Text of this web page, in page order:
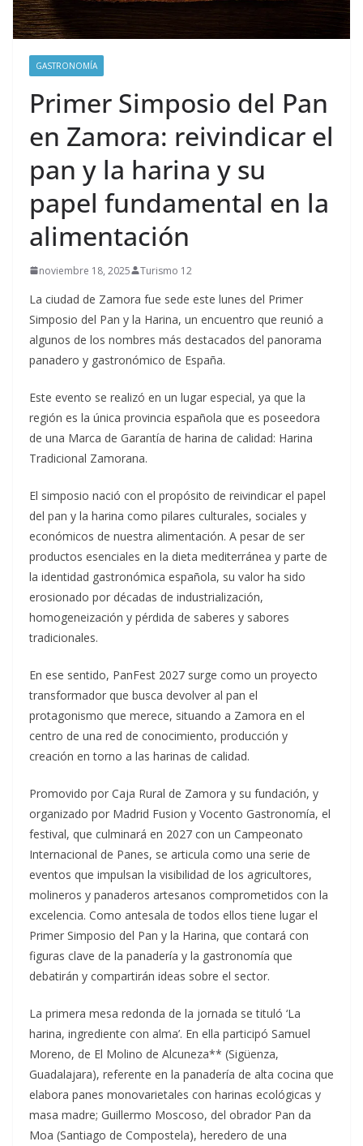
GASTRONOMÍA
Primer Simposio del Pan
en Zamora: reivindicar el
pan y la harina y su
papel fundamental en la
alimentación
noviembre 18, 2025 Turismo 12
La ciudad de Zamora fue sede este lunes del Primer
Simposio del Pan y la Harina, un encuentro que reunió a
algunos de los nombres más destacados del panorama
panadero y gastronómico de España.
Este evento se realizó en un lugar especial, ya que la
región es la única provincia española que es poseedora
de una Marca de Garantía de harina de calidad: Harina
Tradicional Zamorana.
El simposio nació con el propósito de reivindicar el papel
del pan y la harina como pilares culturales, sociales y
económicos de nuestra alimentación. A pesar de ser
productos esenciales en la dieta mediterránea y parte de
la identidad gastronómica española, su valor ha sido
erosionado por décadas de industrialización,
homogeneización y pérdida de saberes y sabores
tradicionales.
En ese sentido, PanFest 2027 surge como un proyecto
transformador que busca devolver al pan el
protagonismo que merece, situando a Zamora en el
centro de una red de conocimiento, producción y
creación en torno a las harinas de calidad.
Promovido por Caja Rural de Zamora y su fundación, y
organizado por Madrid Fusion y Vocento Gastronomía, el
festival, que culminará en 2027 con un Campeonato
Internacional de Panes, se articula como una serie de
eventos que impulsan la visibilidad de los agricultores,
molineros y panaderos artesanos comprometidos con la
excelencia. Como antesala de todos ellos tiene lugar el
Primer Simposio del Pan y la Harina, que contará con
figuras clave de la panadería y la gastronomía que
debatirán y compartirán ideas sobre el sector.
La primera mesa redonda de la jornada se tituló ‘La
harina, ingrediente con alma’. En ella participó Samuel
Moreno, de El Molino de Alcuneza** (Sigüenza,
Guadalajara), referente en la panadería de alta cocina que
elabora panes monovarietales con harinas ecológicas y
masa madre; Guillermo Moscoso, del obrador Pan da
Moa (Santiago de Compostela), heredero de una